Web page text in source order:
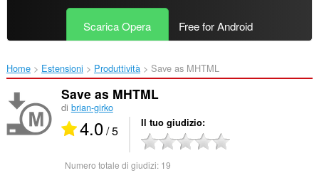
Scarica Opera Free for Android
Home Estensioni Produttività Save as MHTML‎
Save as MHTML
di brian-girko
4.0/ 5 Il tuo giudizio
Numero totale di giudizi: 19